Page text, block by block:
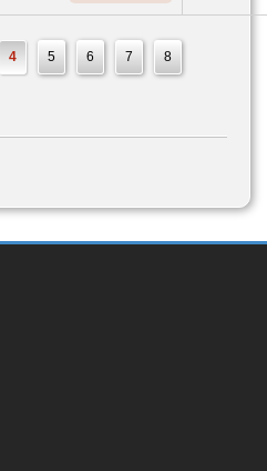
открытой
поверхностью
4 5 6 7 8